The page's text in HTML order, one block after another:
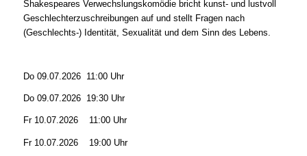
Shakespeares Verwechslungskomödie bricht kunst- und lustvoll
Geschlechterzuschreibungen auf und stellt Fragen nach
(Geschlechts-) Identität, Sexualität und dem Sinn des Lebens.
Do 09.07.2026 11:00 Uhr
Do 09.07.2026 19:30 Uhr
Fr 10.07.2026 11:00 Uhr
Fr 10.07.2026 19:00 Uhr